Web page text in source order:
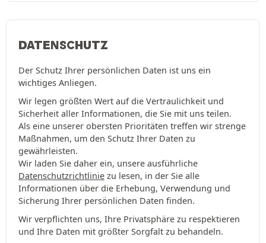
DATENSCHUTZ
Der Schutz Ihrer persönlichen Daten ist uns ein
wichtiges Anliegen.
Wir legen größten Wert auf die Vertraulichkeit und
Sicherheit aller Informationen, die Sie mit uns teilen.
Als eine unserer obersten Prioritäten treffen wir strenge
Maßnahmen, um den Schutz Ihrer Daten zu
gewährleisten.
Wir laden Sie daher ein, unsere ausführliche
Datenschutzrichtlinie zu lesen, in der Sie alle
Informationen über die Erhebung, Verwendung und
Sicherung Ihrer persönlichen Daten finden.
Wir verpflichten uns, Ihre Privatsphäre zu respektieren
und Ihre Daten mit größter Sorgfalt zu behandeln.